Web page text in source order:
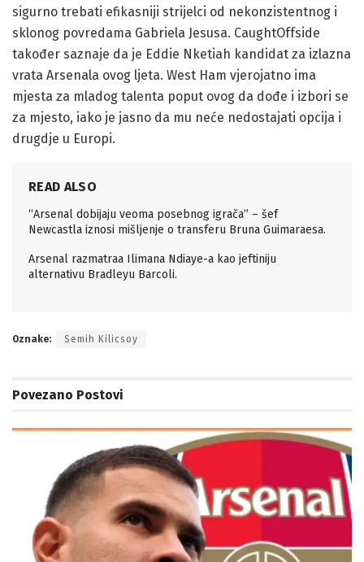
sigurno trebati efikasniji strijelci od nekonzistentnog i
sklonog povredama Gabriela Jesusa. CaughtOffside
također saznaje da je Eddie Nketiah kandidat za izlazna
vrata Arsenala ovog ljeta. West Ham vjerojatno ima
mjesta za mladog talenta poput ovog da dođe i izbori se
za mjesto, iako je jasno da mu neće nedostajati opcija i
drugdje u Europi.
READ ALSO
“Arsenal dobijaju veoma posebnog igrača” – šef
Newcastla iznosi mišljenje o transferu Bruna Guimaraesa.
Arsenal razmatraa Ilimana Ndiaye-a kao jeftiniju
alternativu Bradleyu Barcoli.
Oznake: Semih Kilicsoy
Povezano Postovi